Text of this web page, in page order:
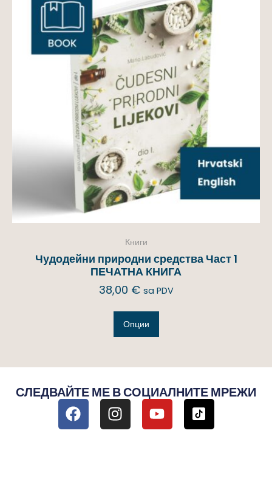
Книги
Чудодейни природни средства Част 1
ПЕЧАТНА КНИГА
38,00 € sa PDV
Опции
СЛЕДВАЙТЕ МЕ В СОЦИАЛНИТЕ МРЕЖИ